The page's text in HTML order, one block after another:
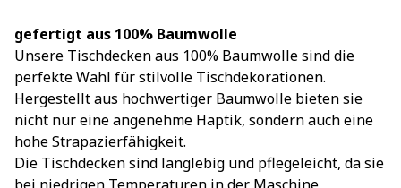
gefertigt aus 100% Baumwolle
Unsere Tischdecken aus 100% Baumwolle sind die
perfekte Wahl für stilvolle Tischdekorationen.
Hergestellt aus hochwertiger Baumwolle bieten sie
nicht nur eine angenehme Haptik, sondern auch eine
hohe Strapazierfähigkeit.
Die Tischdecken sind langlebig und pflegeleicht, da sie